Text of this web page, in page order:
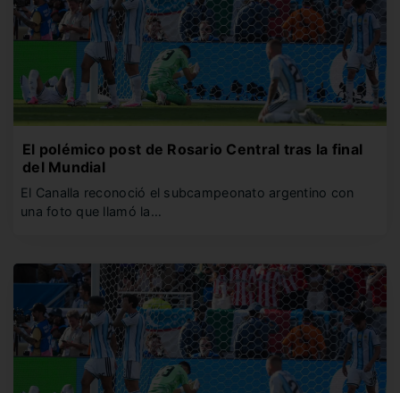
El polémico post de Rosario Central tras la final
del Mundial
El Canalla reconoció el subcampeonato argentino con
una foto que llamó la…